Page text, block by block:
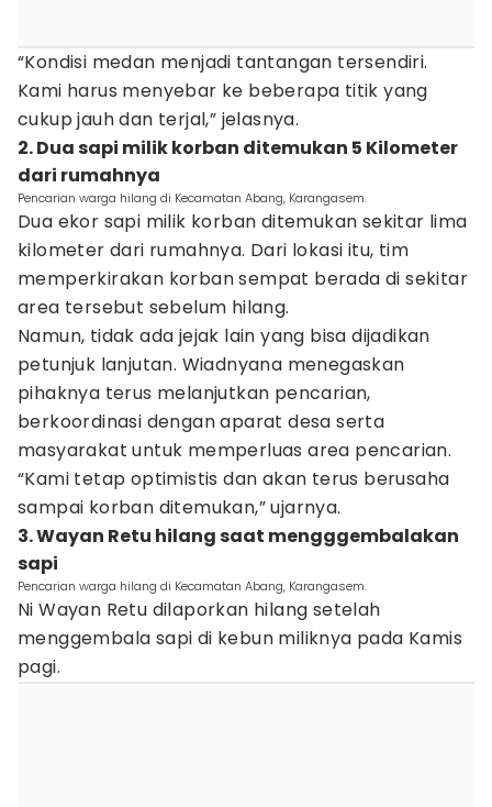
“Kondisi medan menjadi tantangan tersendiri.
Kami harus menyebar ke beberapa titik yang
cukup jauh dan terjal,” jelasnya.
2. Dua sapi milik korban ditemukan 5 Kilometer
dari rumahnya
Pencarian warga hilang di Kecamatan Abang, Karangasem.
Dua ekor sapi milik korban ditemukan sekitar lima
kilometer dari rumahnya. Dari lokasi itu, tim
memperkirakan korban sempat berada di sekitar
area tersebut sebelum hilang.
Namun, tidak ada jejak lain yang bisa dijadikan
petunjuk lanjutan. Wiadnyana menegaskan
pihaknya terus melanjutkan pencarian,
berkoordinasi dengan aparat desa serta
masyarakat untuk memperluas area pencarian.
“Kami tetap optimistis dan akan terus berusaha
sampai korban ditemukan,” ujarnya.
3. Wayan Retu hilang saat mengggembalakan
sapi
Pencarian warga hilang di Kecamatan Abang, Karangasem.
Ni Wayan Retu dilaporkan hilang setelah
menggembala sapi di kebun miliknya pada Kamis
pagi.